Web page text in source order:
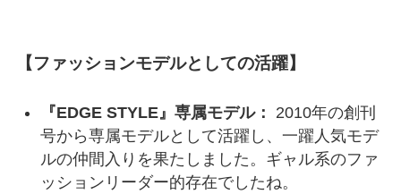
【ファッションモデルとしての活躍】
『EDGE STYLE』専属モデル：
2010年の創刊
号から専属モデルとして活躍し、一躍人気モデ
ルの仲間入りを果たしました。ギャル系のファ
ッションリーダー的存在でしたね。